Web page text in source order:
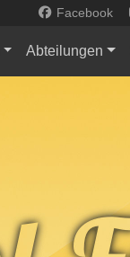
Facebook
Abteilungen